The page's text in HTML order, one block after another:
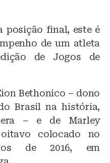
posição final, este é
de um atleta
de Jogos de
Bethonico – dono
Brasil na história,
– e de Marley
colocado no
de 2016, em